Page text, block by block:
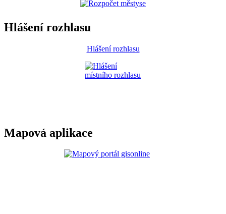
Hlášení rozhlasu
Hlášení rozhlasu
Mapová aplikace